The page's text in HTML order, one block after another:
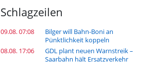
Schlagzeilen
09.08. 07:08
Bilger will Bahn-Boni an
Pünktlichkeit koppeln
08.08. 17:06
GDL plant neuen Warnstreik –
Saarbahn hält Ersatzverkehr